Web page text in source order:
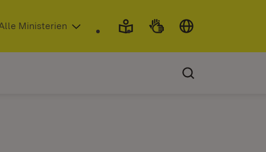
neuem Fenster)
Ministerien